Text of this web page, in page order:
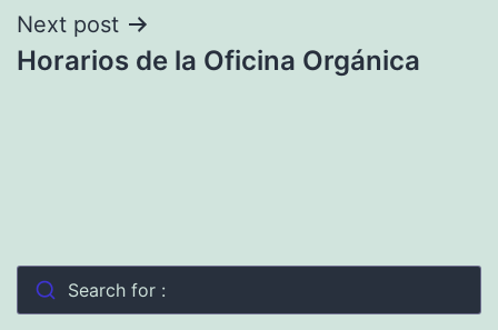
Next post
Horarios de la Oficina Orgánica
Search for :